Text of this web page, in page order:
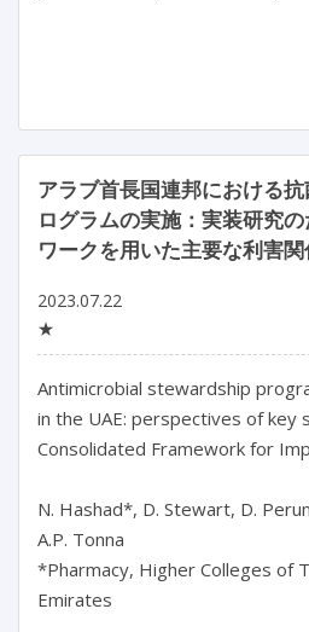
アラブ首長国連邦における
ログラムの実施：実装研究
ワークを用いた主要な利害
2023.07.22
★
Antimicrobial stewardship
in the UAE: perspectives of key
Consolidated Framework for
N. Hashad*, D. Stewart, D.
A.P. Tonna
*Pharmacy, Higher Colleges of
Emirates